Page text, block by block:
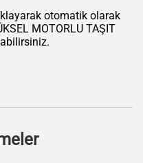
otomatik olarak
MOTORLU TAŞIT